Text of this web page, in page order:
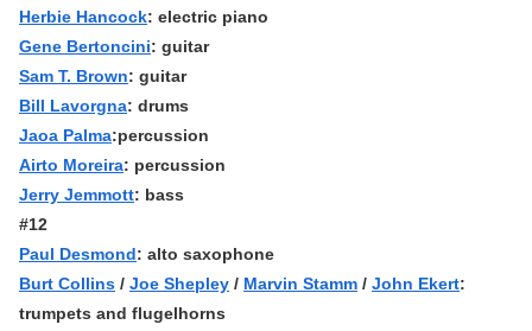
Herbie Hancock: electric piano
Gene Bertoncini: guitar
Sam T. Brown: guitar
Bill Lavorgna: drums
Jaoa Palma:percussion
Airto Moreira: percussion
Jerry Jemmott: bass
#12
Paul Desmond: alto saxophone
Burt Collins / Joe Shepley / Marvin Stamm / John Ekert:
trumpets and flugelhorns